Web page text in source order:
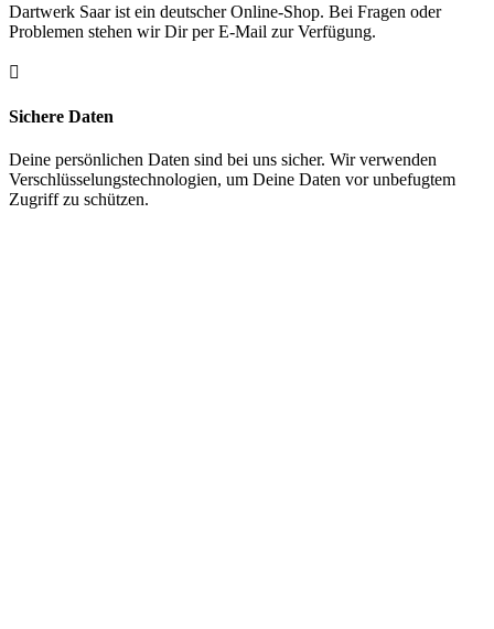
Dartwerk Saar ist ein deutscher Online-Shop. Bei Fragen oder
Problemen stehen wir Dir per E-Mail zur Verfügung.

Sichere Daten
Deine persönlichen Daten sind bei uns sicher. Wir verwenden
Verschlüsselungstechnologien, um Deine Daten vor unbefugtem
Zugriff zu schützen.